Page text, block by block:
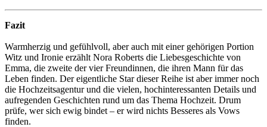
Fazit
Warmherzig und gefühlvoll, aber auch mit einer gehörigen Portion
Witz und Ironie erzählt Nora Roberts die Liebesgeschichte von
Emma, die zweite der vier Freundinnen, die ihren Mann für das
Leben finden. Der eigentliche Star dieser Reihe ist aber immer noch
die Hochzeitsagentur und die vielen, hochinteressanten Details und
aufregenden Geschichten rund um das Thema Hochzeit. Drum
prüfe, wer sich ewig bindet – er wird nichts Besseres als Vows
finden.